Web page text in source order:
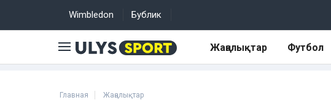
Wimbledon Бублик
Жаңалықтар Футбол
Главная Жаңалықтар